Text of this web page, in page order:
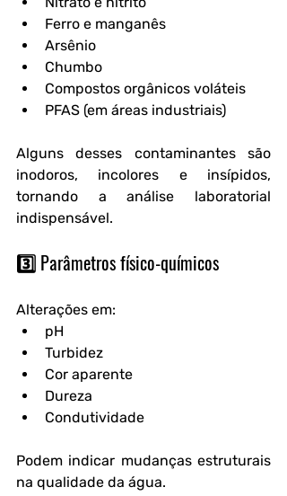
Ferro e manganês
Arsênio
Chumbo
Compostos orgânicos voláteis
PFAS (em áreas industriais)
Alguns desses contaminantes são
inodoros, incolores e insípidos,
tornando a análise laboratorial
indispensável.
3️⃣ Parâmetros físico-químicos
Alterações em:
pH
Turbidez
Cor aparente
Dureza
Condutividade
Podem indicar mudanças estruturais
na qualidade da água.